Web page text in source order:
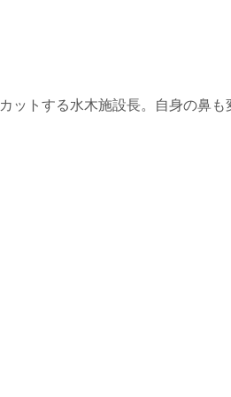
ットする水木施設長。自身の鼻も